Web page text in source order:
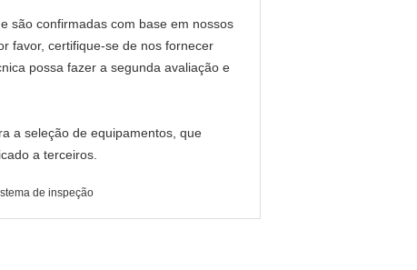
são confirmadas com base em nossos
favor, certifique-se de nos fornecer
possa fazer a segunda avaliação e
a seleção de equipamentos, que
a terceiros.
de inspeção